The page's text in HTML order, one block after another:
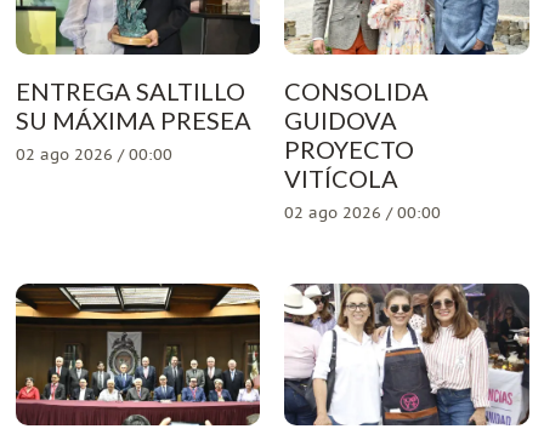
ENTREGA SALTILLO
SU MÁXIMA PRESEA
02 ago 2026 / 00:00
CONSOLIDA
GUIDOVA
PROYECTO
VITÍCOLA
02 ago 2026 / 00:00